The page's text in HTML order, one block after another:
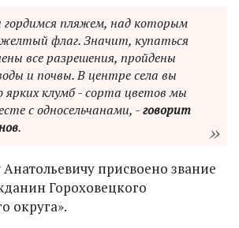
гордимся пляжем, над которым
флаг. Значит, купаться
все разрешения, пройдены
и почвы. В центре села вы
ярких клумб - сорта цветов мы
с односельчанами, -говорит
.
Анатольевичу присвоено звание
Гороховецкого
округа».